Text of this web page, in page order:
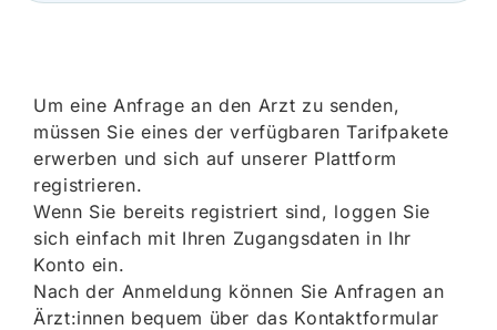
Um eine Anfrage an den Arzt zu senden,
müssen Sie eines der verfügbaren Tarifpakete
erwerben und sich auf unserer Plattform
registrieren.
Wenn Sie bereits registriert sind, loggen Sie
sich einfach mit Ihren Zugangsdaten in Ihr
Konto ein.
Nach der Anmeldung können Sie Anfragen an
Ärzt:innen bequem über das Kontaktformular